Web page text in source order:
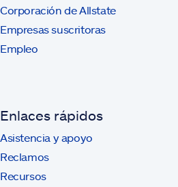
Corporación de Allstate
Empresas suscritoras
Empleo
Enlaces rápidos
Asistencia y apoyo
Reclamos
Recursos